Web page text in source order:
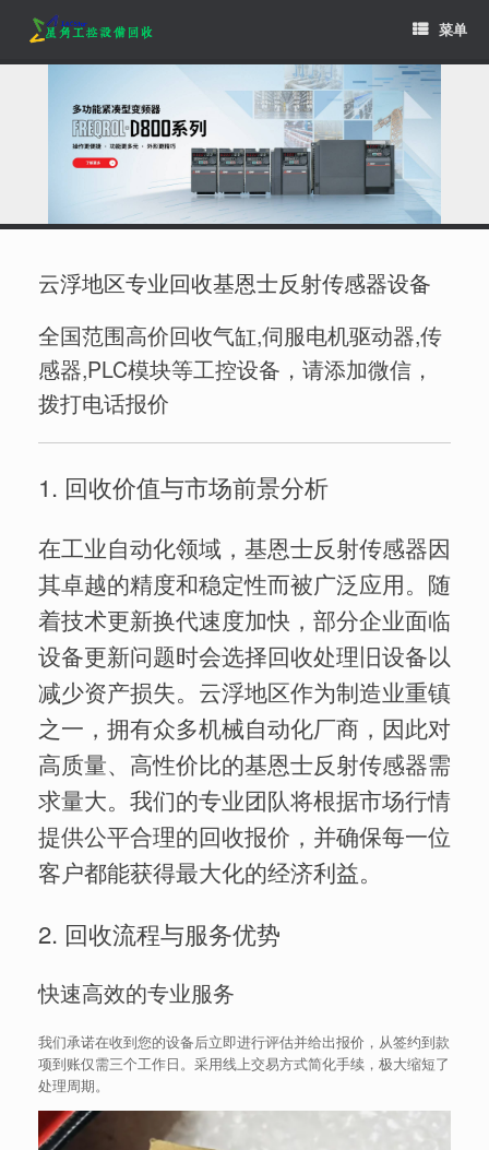
content
菜单
云浮地区专业回收基恩士反射传感器设备
全国范围高价回收气缸,伺服电机驱动器,传
感器,PLC模块等工控设备，请添加微信，
拨打电话报价
1. 回收价值与市场前景分析
在工业自动化领域，基恩士反射传感器因
其卓越的精度和稳定性而被广泛应用。随
着技术更新换代速度加快，部分企业面临
设备更新问题时会选择回收处理旧设备以
减少资产损失。云浮地区作为制造业重镇
之一，拥有众多机械自动化厂商，因此对
高质量、高性价比的基恩士反射传感器需
求量大。我们的专业团队将根据市场行情
提供公平合理的回收报价，并确保每一位
客户都能获得最大化的经济利益。
2. 回收流程与服务优势
快速高效的专业服务
我们承诺在收到您的设备后立即进行评估并给出报价，从签约到款
项到账仅需三个工作日。采用线上交易方式简化手续，极大缩短了
处理周期。